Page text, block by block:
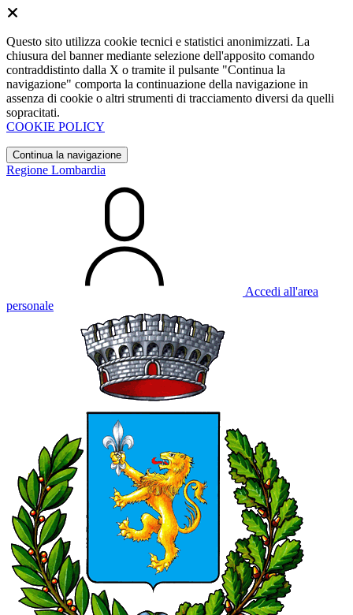
Questo sito utilizza cookie tecnici e statistici anonimizzati. La
chiusura del banner mediante selezione dell'apposito comando
contraddistinto dalla X o tramite il pulsante "Continua la
navigazione" comporta la continuazione della navigazione in
assenza di cookie o altri strumenti di tracciamento diversi da quelli
sopracitati.
COOKIE POLICY
Continua la navigazione
Regione Lombardia
Accedi all'area
personale